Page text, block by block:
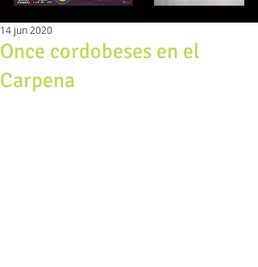
Once cordobeses en el
Carpena
14 jun 2020